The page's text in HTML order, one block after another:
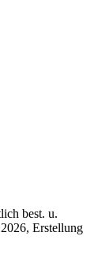
best. u.
Erstellung